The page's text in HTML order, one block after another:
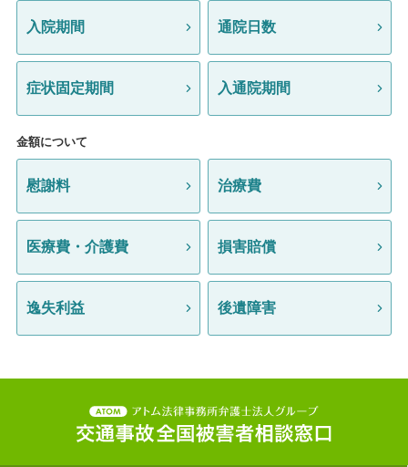
入院期間 通院日数
症状固定期間 入通院期間
金額について
慰謝料 治療費
医療費・介護費 損害賠償
逸失利益 後遺障害